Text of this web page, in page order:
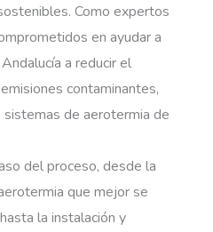
Como expertos
en ayudar a
a reducir el
contaminantes,
de aerotermia de
del proceso, desde la
que mejor se
la instalación y